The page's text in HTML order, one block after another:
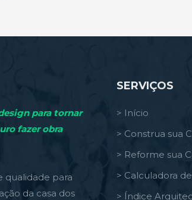
para tornar
fazer obra
qualidade para
da casa dos
SERVIÇOS
> Início
> Construa sua
> Reforme sua
> Calculadora
> Índice